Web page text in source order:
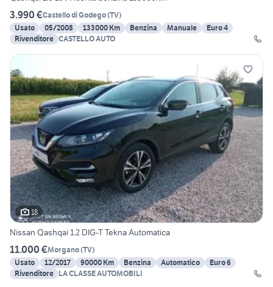
3.990 €Castello di Godego(TV)
Usato
05/2008 133000 Km Benzina Manuale
Euro 4
Rivenditore CASTELLO AUTO
18
Nissan Qashqai 1.2 DIG-T Tekna Automatica
11.000 €Morgano(TV)
Usato
12/2017 90000 Km Benzina Automatico
Euro 6
Rivenditore LA CLASSE AUTOMOBILI